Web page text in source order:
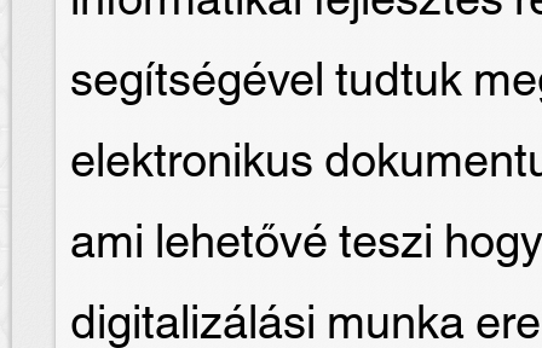
segítségével tudtuk
elektronikus
ami lehetővé teszi
digitalizálási munka